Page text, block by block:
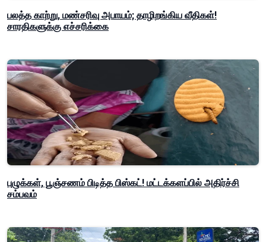
பலத்த காற்று, மண்சரிவு அபாயம்; தாழிறங்கிய வீதிகள்!
சாரதிகளுக்கு எச்சரிக்கை
புழுக்கள், பூஞ்சணம் பிடித்த பிஸ்கட்! மட்டக்களப்பில் அதிர்ச்சி
சம்பவம்